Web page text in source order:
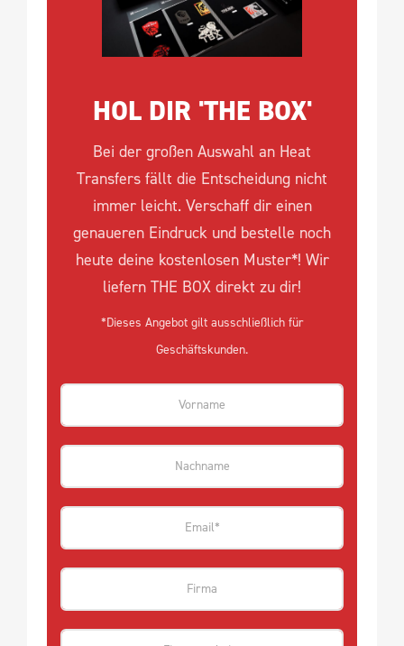
HOL DIR 'THE BOX'
Bei der großen Auswahl an Heat
Transfers fällt die Entscheidung nicht
immer leicht. Verschaff dir einen
genaueren Eindruck und bestelle noch
heute deine kostenlosen Muster*! Wir
liefern THE BOX direkt zu dir!
*Dieses Angebot gilt ausschließlich für
Geschäftskunden.